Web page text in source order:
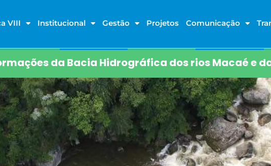
VIII Institucional Gestão Projetos Comunicação
da Bacia Hidrográfica dos rios Macaé e